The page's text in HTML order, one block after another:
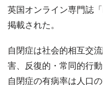
英国オンライン専門誌
掲載された。
自閉症は社会的相互交
害、反復的・常同的行
自閉症の有病率は人口